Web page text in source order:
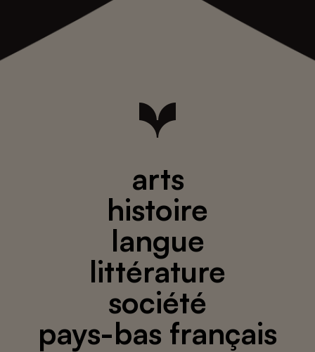
arts
histoire
langue
littérature
société
pays-bas français